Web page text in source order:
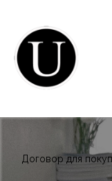
Договор для